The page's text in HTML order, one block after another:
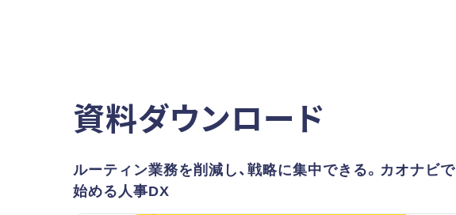
資料ダウンロード
ルーティン業務を削減し、戦略に集中できる。カオナビで
始める人事DX